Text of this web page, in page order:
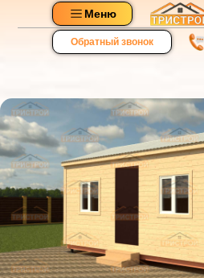
Меню
Обратный звонок